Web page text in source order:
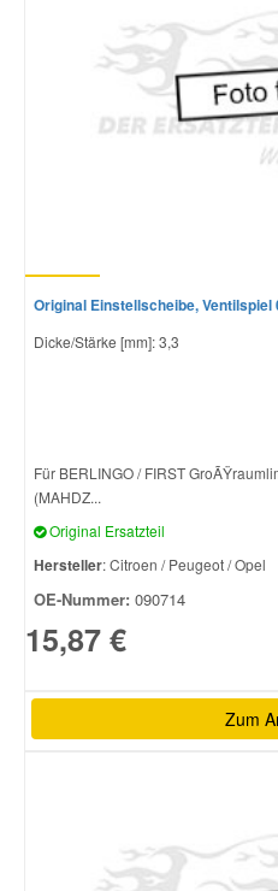
Original Einstellscheibe, Ventilspiel
Dicke/Stärke [mm]: 3,3
Für BERLINGO / FIRST
(MAHDZ...
Original Ersatzteil
Hersteller: Citroen / Peugeot / Opel
OE-Nummer: 090714
15,87 €
Zum